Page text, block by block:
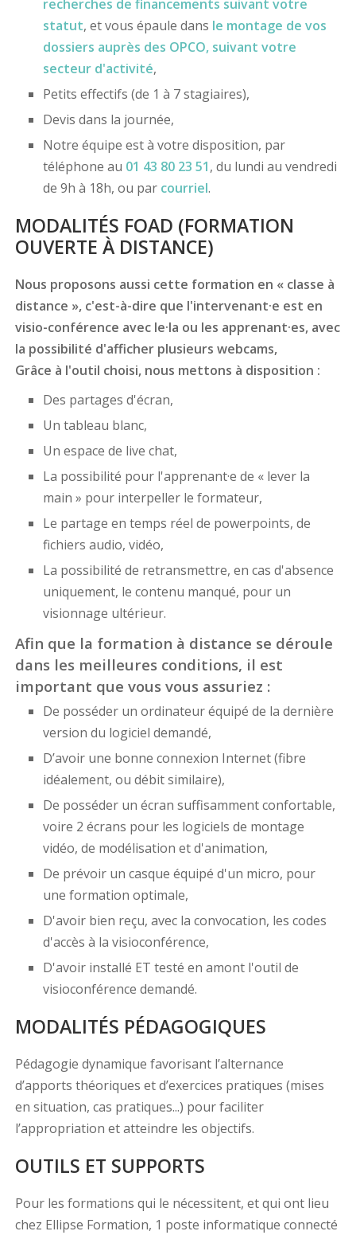
recherches de financements suivant votre
statut, et vous épaule dans le montage de vos
dossiers auprès des OPCO, suivant votre
secteur d'activité,
Petits effectifs (de 1 à 7 stagiaires),
Devis dans la journée,
Notre équipe est à votre disposition, par
téléphone au 01 43 80 23 51, du lundi au vendredi
de 9h à 18h, ou par courriel.
MODALITÉS FOAD (FORMATION
OUVERTE À DISTANCE)
Nous proposons aussi cette formation en « classe à
distance », c'est-à-dire que l'intervenant·e est en
visio-conférence avec le·la ou les apprenant·es, avec
la possibilité d'afficher plusieurs webcams,
Grâce à l'outil choisi, nous mettons à disposition :
Des partages d'écran,
Un tableau blanc,
Un espace de live chat,
La possibilité pour l'apprenant·e de « lever la
main » pour interpeller le formateur,
Le partage en temps réel de powerpoints, de
fichiers audio, vidéo,
La possibilité de retransmettre, en cas d'absence
uniquement, le contenu manqué, pour un
visionnage ultérieur.
Afin que la formation à distance se déroule
dans les meilleures conditions, il est
important que vous vous assuriez :
De posséder un ordinateur équipé de la dernière
version du logiciel demandé,
D’avoir une bonne connexion Internet (fibre
idéalement, ou débit similaire),
De posséder un écran suffisamment confortable,
voire 2 écrans pour les logiciels de montage
vidéo, de modélisation et d'animation,
De prévoir un casque équipé d'un micro, pour
une formation optimale,
D'avoir bien reçu, avec la convocation, les codes
d'accès à la visioconférence,
D'avoir installé ET testé en amont l'outil de
visioconférence demandé.
MODALITÉS PÉDAGOGIQUES
Pédagogie dynamique favorisant l’alternance
d’apports théoriques et d’exercices pratiques (mises
en situation, cas pratiques...) pour faciliter
l’appropriation et atteindre les objectifs.
OUTILS ET SUPPORTS
Pour les formations qui le nécessitent, et qui ont lieu
chez Ellipse Formation, 1 poste informatique connecté